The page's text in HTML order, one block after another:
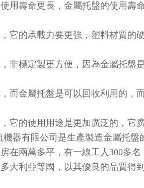
壽命更長，金屬托盤的使用壽命是
，它的承載力要更強，塑料材質
非標定製更方便，因為金屬托盤
而金屬托盤是可以回收利用的，而
的使用用途是更加廣泛的，它廣泛
有限公司是生產製造金屬托盤的
房在兩萬多平，有一線工人300多名
多大利亞等國，以其優良的品質得到